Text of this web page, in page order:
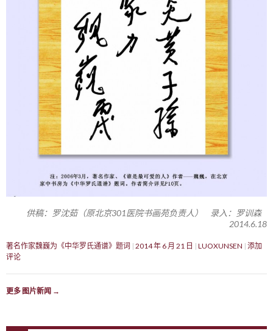
供稿：罗沈茹（原北京301医院书画苑负责人） 录入：罗训森
2014.6.18
著名作家魏巍为《中华罗氏通谱》题词 2014 年 6 月 21 日 LUOXUNSEN 添加
评论
更多 图片新闻 →